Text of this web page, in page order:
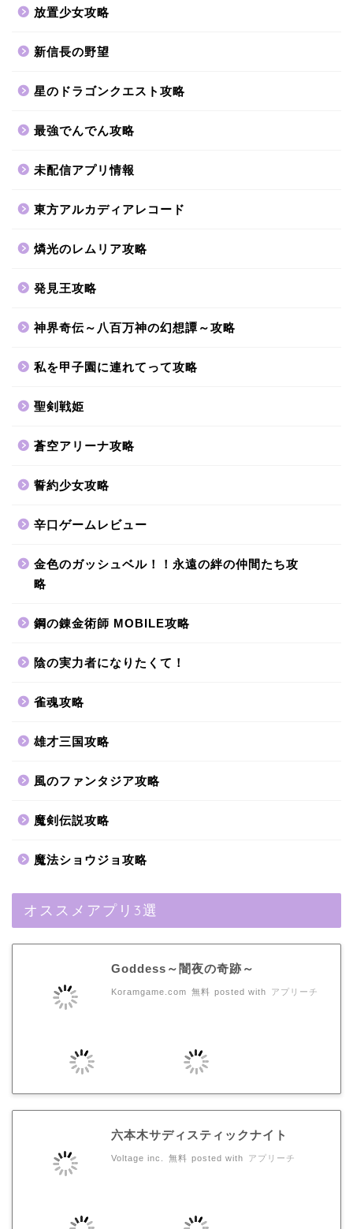
放置少女攻略
新信長の野望
星のドラゴンクエスト攻略
最強でんでん攻略
未配信アプリ情報
東方アルカディアレコード
燐光のレムリア攻略
発見王攻略
神界奇伝～八百万神の幻想譚～攻略
私を甲子園に連れてって攻略
聖剣戦姫
蒼空アリーナ攻略
誓約少女攻略
辛口ゲームレビュー
金色のガッシュベル！！永遠の絆の仲間たち攻
略
鋼の錬金術師 MOBILE攻略
陰の実力者になりたくて！
雀魂攻略
雄才三国攻略
風のファンタジア攻略
魔剣伝説攻略
魔法ショウジョ攻略
オススメアプリ3選
Goddess～闇夜の奇跡～
Koramgame.com 無料 posted with アプリーチ
六本木サディスティックナイト
Voltage inc. 無料 posted with アプリーチ